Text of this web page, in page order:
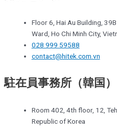
Floor 6, Hai Au Building,
Ward, Ho Chi Minh City,
028 999 59588
contact@hitek.com.vn
駐在員事務所（韓国）
Room 402, 4th floor, 12,
Republic of Korea